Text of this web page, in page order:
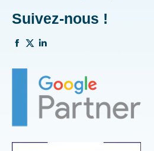
Suivez-nous !
La
Facebook
s'ouvre
dans
nouvelle
fenêtre
La
s'ouvre
dans
une
nouvelle
s'ouvre
dans
une
nouvelle